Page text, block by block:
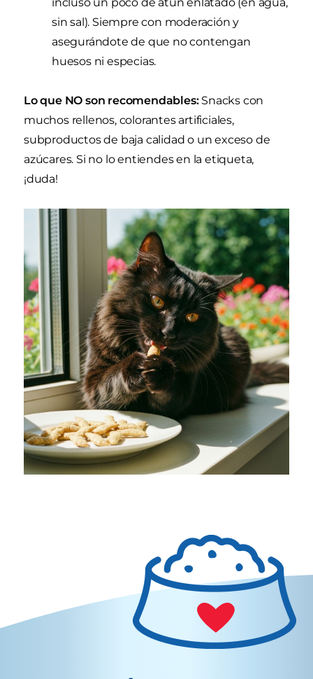
sin sal). Siempre con moderación y
asegurándote de que no contengan
huesos ni especias.
Lo que NO son recomendables:Snacks con
muchos rellenos, colorantes artificiales,
subproductos de baja calidad o un exceso de
azúcares. Si no lo entiendes en la etiqueta,
¡duda!